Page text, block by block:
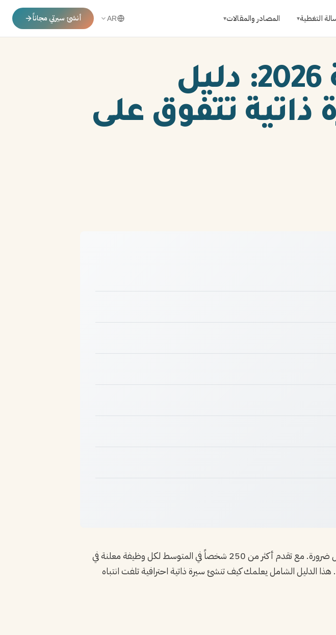
التغطية▾ المصادر والمقالات▾
AR أنشئ سيرتي مجاناً
سيرة ذاتية احترافية 2026: دليل
تتفوق على
خياراً — بل ضرورة. مع تقدم أكثر من 250 شخصاً في المتوسط لكل وظيفة معلنة في
الدليل الشامل يعلمك كيف تنشئ سيرة ذاتية احترافية تلفت انتباه